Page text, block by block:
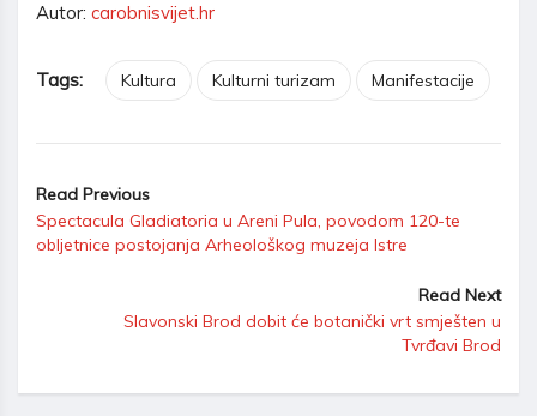
Autor: carobnisvijet.hr
Tags: Kultura Kulturni turizam Manifestacije
Read Previous
Spectacula Gladiatoria u Areni Pula, povodom 120-te
obljetnice postojanja Arheološkog muzeja Istre
Read Next
Slavonski Brod dobit će botanički vrt smješten u
Tvrđavi Brod